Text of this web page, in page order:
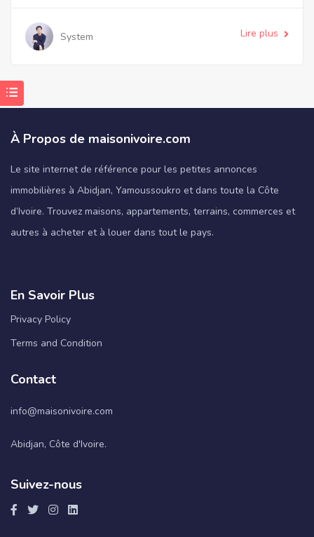
System Lire plus
À Propos de maisonivoire.com
Le site internet de référence pour les petites annonces
immobilières à Abidjan, Yamoussoukro et dans toute la Côte
d’Ivoire. Trouvez maisons, appartements, terrains, commerces et
autres à acheter et à louer dans tout le pays.
En Savoir Plus
Privacy Policy
Terms and Condition
Contact
info@maisonivoire.com
Abidjan, Côte d'Ivoire.
Suivez-nous